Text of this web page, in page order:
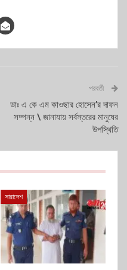
পরবর্তী
ডাঃ এ কে এম কাওছার হোসেন’র দাফন
সম্পন্ন \ জানাযায় সর্বস্তরের মানুষের
উপস্থিতি
সারাদেশ